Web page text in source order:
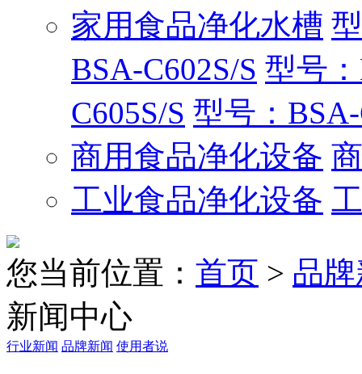
家用食品净化水槽
BSA-C602S/S 型号
C605S/S 型号：
商用食品净化设备
工业食品净化设备
您当前位置： 首页 > 品
新闻中心
行业新闻 品牌新闻 使用者说